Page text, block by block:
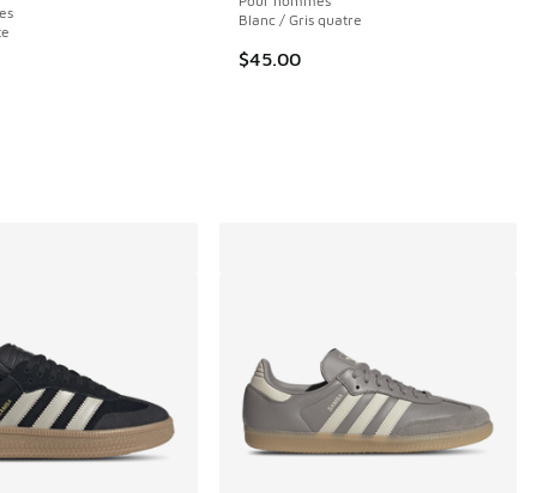
à $22.50
Blanc / Gris quatre
$45.00